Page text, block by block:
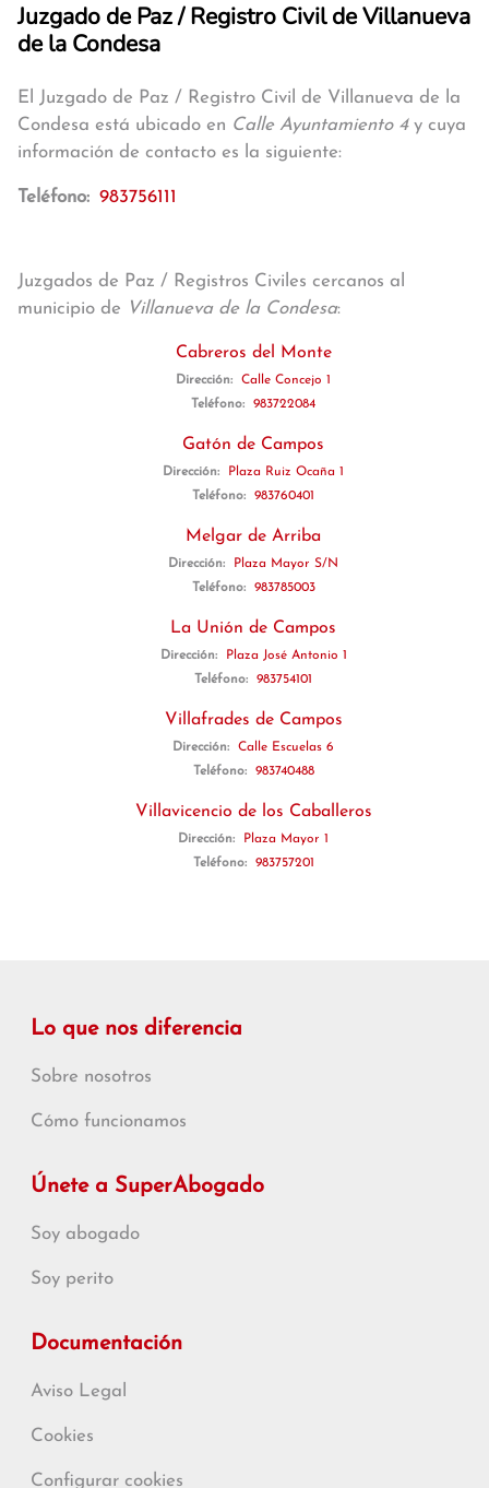
Juzgado de Paz / Registro Civil de Villanueva
de la Condesa
El Juzgado de Paz / Registro Civil de Villanueva de la
Condesa está ubicado en Calle Ayuntamiento 4y cuya
información de contacto es la siguiente:
Teléfono: 983756111
Juzgados de Paz / Registros Civiles cercanos al
municipio de Villanueva de la Condesa:
Cabreros del Monte
Dirección:
Calle Concejo 1
Teléfono:
983722084
Gatón de Campos
Dirección:
Plaza Ruiz Ocaña 1
Teléfono:
983760401
Melgar de Arriba
Dirección:
Plaza Mayor S/N
Teléfono:
983785003
La Unión de Campos
Dirección:
Plaza José Antonio 1
Teléfono:
983754101
Villafrades de Campos
Dirección:
Calle Escuelas 6
Teléfono:
983740488
Villavicencio de los Caballeros
Dirección:
Plaza Mayor 1
Teléfono:
983757201
Lo que nos diferencia
Sobre nosotros
Cómo funcionamos
Únete a SuperAbogado
Soy abogado
Soy perito
Documentación
Aviso Legal
Cookies
Configurar cookies